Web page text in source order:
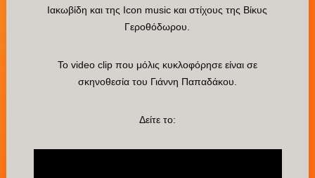
Ιακωβίδη και της Icon music και στίχους της Βίκυς
Γεροθόδωρου.
Το video clip που μόλις κυκλοφόρησε είναι σε
σκηνοθεσία του Γιάννη Παπαδάκου.
Δείτε το: